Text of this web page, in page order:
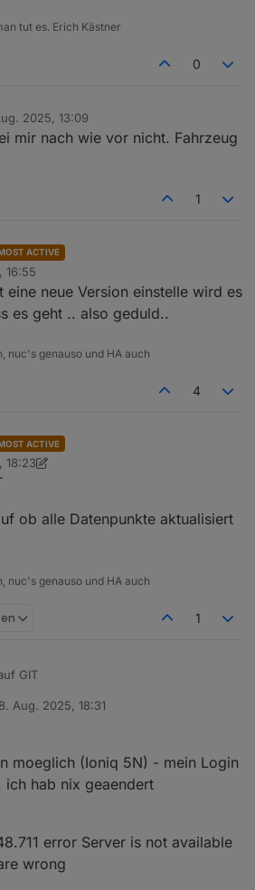
tut es. Erich Kästner
0
2025, 13:09
mir nach wie vor nicht. Fahrzeug
1
MOST ACTIVE
16:55
eine neue Version einstelle wird es
es geht .. also geduld..
nuc's genauso und HA auch
4
ACTIVE
18:23
8. Aug. 2025, 20:24
ob alle Datenpunkte aktualisiert
nuc's genauso und HA auch
1
GIT
drauf ob alle Datenpunkte aktualisiert
8. Aug. 2025, 18:31
von
moeglich (Ioniq 5N) - mein Login
hab nix geaendert
error Server is not available
wrong